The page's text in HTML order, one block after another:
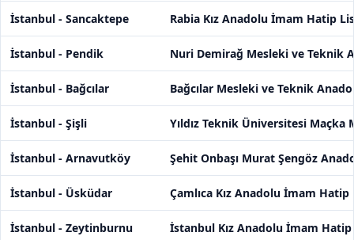
İstanbul - Sancaktepe Rabia Kız Anadolu İmam Hatip
İstanbul - Pendik Nuri Demirağ Mesleki ve Teknik
İstanbul - Bağcılar Bağcılar Mesleki ve Teknik
İstanbul - Şişli Yıldız Teknik Üniversitesi
İstanbul - Arnavutköy Şehit Onbaşı Murat Şengöz
İstanbul - Üsküdar Çamlıca Kız Anadolu İmam Hatip
İstanbul - Zeytinburnu İstanbul Kız Anadolu İmam Hatip